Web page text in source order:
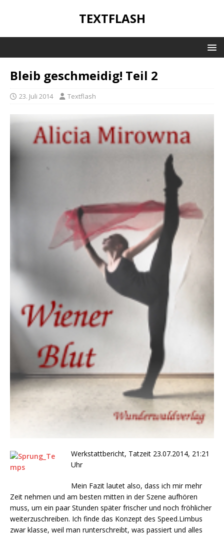
TEXTFLASH
Bleib geschmeidig! Teil 2
23. Juli 2014 Textflash
Werkstattbericht, Tatzeit 23.07.2014, 21:21
Uhr
Mein Fazit lautet also, dass ich mir mehr
Zeit nehmen und am besten mitten in der Szene aufhören
muss, um ein paar Stunden später frischer und noch fröhlicher
weiterzuschreiben. Ich finde das Konzept des Speed.Limbus
zwar klasse, weil man runterschreibt, was passiert und alles